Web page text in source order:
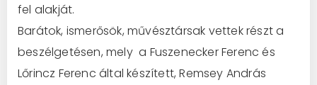
fel alakját.
Barátok, ismerősök, művésztársak vettek részt a
beszélgetésen, mely a Fuszenecker Ferenc és
Lőrincz Ferenc által készített, Remsey András